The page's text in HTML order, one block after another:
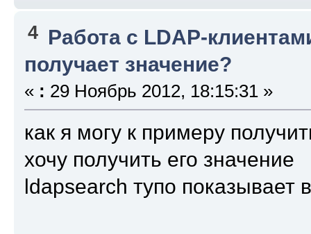
4 Работа с LDAP-
получает значение?
« : 29 Ноябрь 2012, 18:15:31 »
как я могу к примеру
хочу получить его значение
ldapsearch тупо показывает